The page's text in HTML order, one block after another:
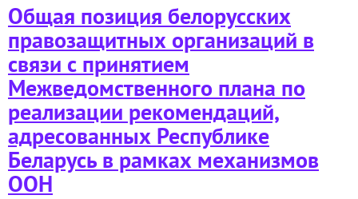
un mechanisms
Общая позиция белорусских
правозащитных организаций в
связи с принятием
Межведомственного плана по
реализации рекомендаций,
адресованных Республике
Беларусь в рамках механизмов
ООН